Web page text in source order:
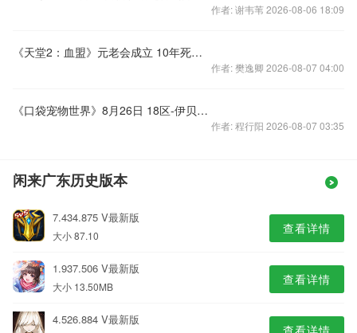
作者: 谢韦苇 2026-08-06 18:09
《天堂2：血盟》元老会成立 10年死忠再聚首
作者: 樊逸卿 2026-08-07 04:00
《口袋宠物世界》8月26日 18区-伊贝鲁 火热开启
作者: 程行阳 2026-08-07 03:35
闲来广东历史版本
7.434.875 V最新版
大小 87.10 查看详情
1.937.506 V最新版
大小 13.50MB 查看详情
4.526.884 V最新版
查看详情